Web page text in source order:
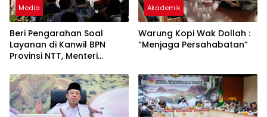
Media
Beri Pengarahan Soal
Layanan di Kanwil BPN
Provinsi NTT, Menteri
Pandang Masyarakat
Akademik
Warung Kopi Wak Dollah :
“Menjaga Persahabatan”